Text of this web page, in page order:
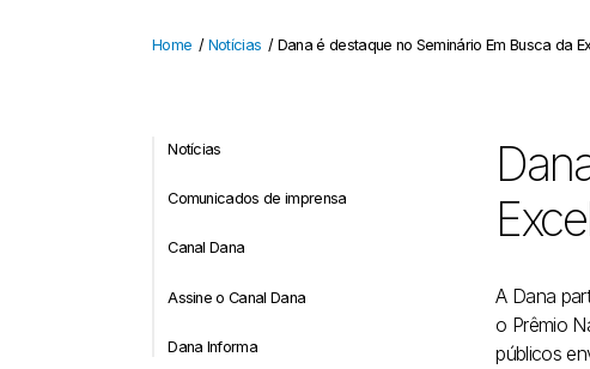
Home / Notícias / Dana é destaque no Seminário Em Busca da
Notícias
Comunicados de imprensa
Canal Dana
Assine o Canal Dana
Dana Informa
A Dana
o Prêmio
públicos